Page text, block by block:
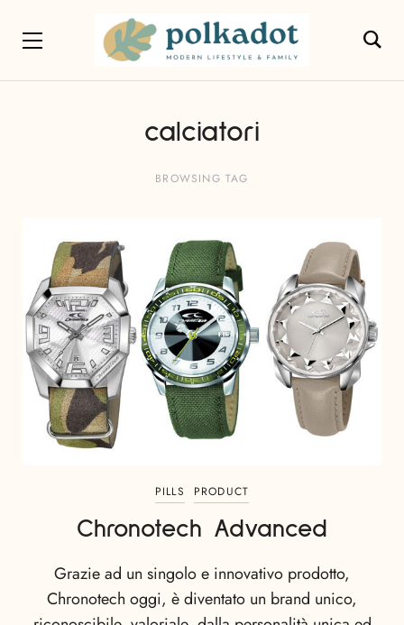
calciatori
BROWSING TAG
PILLS PRODUCT
Chronotech Advanced
Grazie ad un singolo e innovativo prodotto,
Chronotech oggi, è diventato un brand unico,